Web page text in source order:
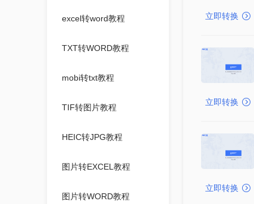
excel转word教程
TXT转WORD教程
mobi转txt教程
TIF转图片教程
HEIC转JPG教程
图片转EXCEL教程
图片转WORD教程
立即转换
立即转换
立即转换